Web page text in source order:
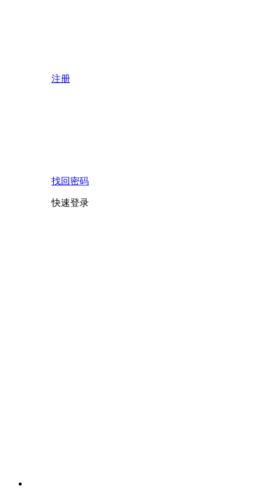
注册
找回密码
快速登录